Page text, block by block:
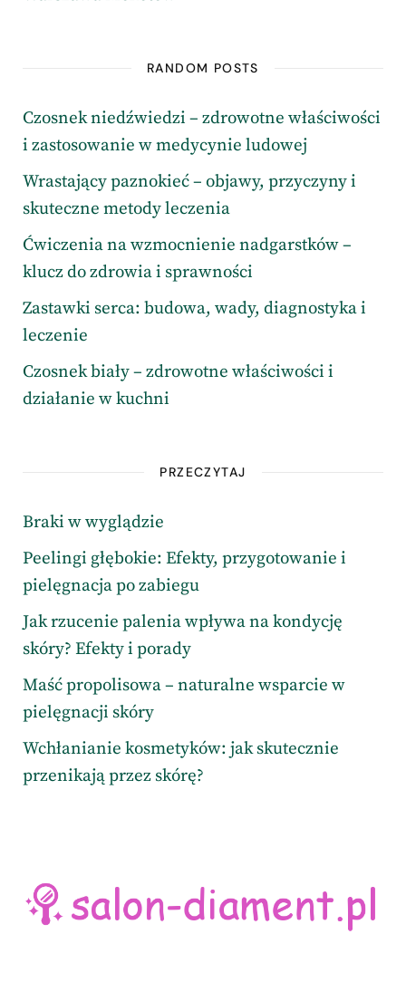
RANDOM POSTS
Czosnek niedźwiedzi – zdrowotne właściwości
i zastosowanie w medycynie ludowej
Wrastający paznokieć – objawy, przyczyny i
skuteczne metody leczenia
Ćwiczenia na wzmocnienie nadgarstków –
klucz do zdrowia i sprawności
Zastawki serca: budowa, wady, diagnostyka i
leczenie
Czosnek biały – zdrowotne właściwości i
działanie w kuchni
PRZECZYTAJ
Braki w wyglądzie
Peelingi głębokie: Efekty, przygotowanie i
pielęgnacja po zabiegu
Jak rzucenie palenia wpływa na kondycję
skóry? Efekty i porady
Maść propolisowa – naturalne wsparcie w
pielęgnacji skóry
Wchłanianie kosmetyków: jak skutecznie
przenikają przez skórę?